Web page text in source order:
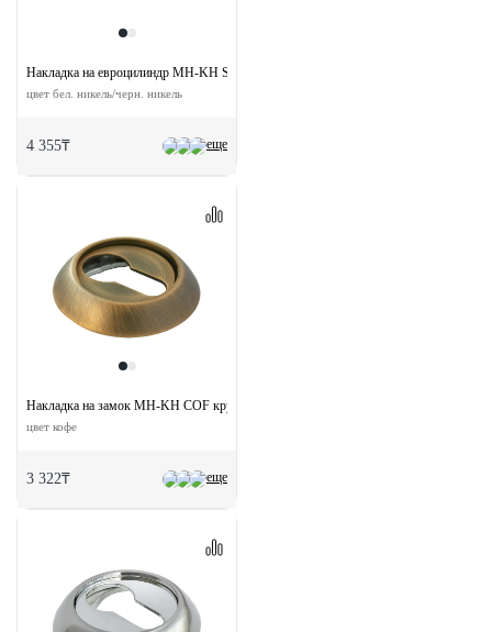
еще
Накладка на евроцилиндр MH-KH SN/BN круглая
цвет бел. никель/черн. никель
4 355₸
еще
Накладка на замок MH-KH COF круглая под евроцилиндр
цвет кофе
3 322₸